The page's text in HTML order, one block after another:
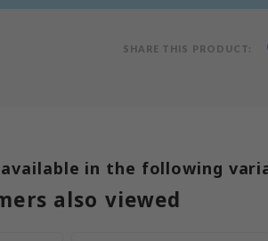
SHARE THIS PRODUCT:
in the following
also viewed